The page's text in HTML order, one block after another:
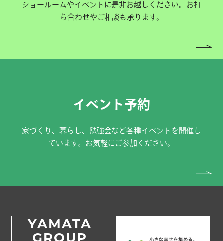
ショールームやイベントに是非お越しください。お打
ち合わせやご相談も承ります。
イベント予約
家づくり、暮らし、勉強会など各種イベントを開催し
ています。お気軽にご参加ください。
YAMATA
GROUP